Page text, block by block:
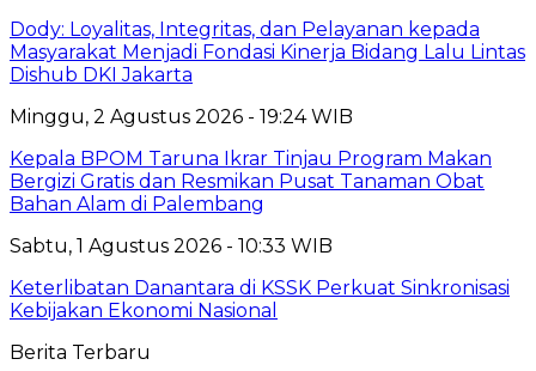
Dody: Loyalitas, Integritas, dan Pelayanan kepada
Masyarakat Menjadi Fondasi Kinerja Bidang Lalu Lintas
Dishub DKI Jakarta
Minggu, 2 Agustus 2026 - 19:24 WIB
Kepala BPOM Taruna Ikrar Tinjau Program Makan
Bergizi Gratis dan Resmikan Pusat Tanaman Obat
Bahan Alam di Palembang
Sabtu, 1 Agustus 2026 - 10:33 WIB
Keterlibatan Danantara di KSSK Perkuat Sinkronisasi
Kebijakan Ekonomi Nasional
Berita Terbaru